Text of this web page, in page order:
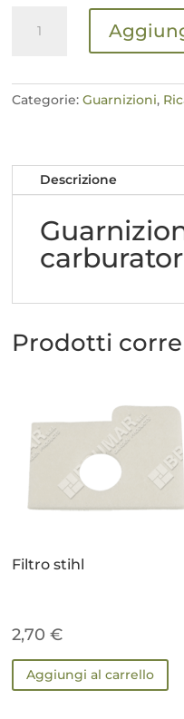
Guarnizione
carburatore
Categorie:Guarnizioni,
Descrizione
Prodotti
Filtro stihl
2,70€
Aggiungi al carrello